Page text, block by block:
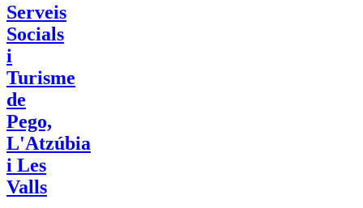
Serveis
Socials
i
Turisme
de
Pego,
L'Atzúbia
i Les
Valls